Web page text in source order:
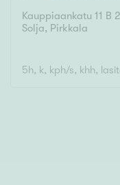
Kauppiaankatu 11 B
Solja, Pirkkala
5h, k, kph/s, khh,